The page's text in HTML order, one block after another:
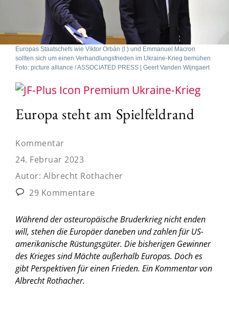
Europas Staatschefs wie Viktor Orbán (l.) und Emmanuel Macron
sollten sich um einen Verhandlungsfrieden im Ukraine-Krieg bemühen
Foto: picture alliance / ASSOCIATED PRESS | Geert Vanden Wijngaert
Ukraine-Krieg
Europa steht am Spielfeldrand
Kommentar
24. Februar 2023
Autor: Albrecht Rothacher
29 Kommentare
Während der osteuropäische Bruderkrieg nicht enden
will, stehen die Europäer daneben und zahlen für US-
amerikanische Rüstungsgüter. Die bisherigen Gewinner
des Krieges sind Mächte außerhalb Europas. Doch es
gibt Perspektiven für einen Frieden. Ein Kommentar von
Albrecht Rothacher.